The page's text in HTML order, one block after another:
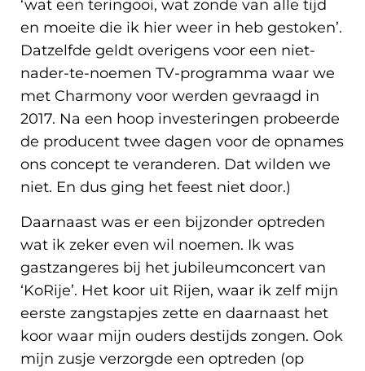
‘wat een teringooi, wat zonde van alle tijd
en moeite die ik hier weer in heb gestoken’.
Datzelfde geldt overigens voor een niet-
nader-te-noemen TV-programma waar we
met Charmony voor werden gevraagd in
2017. Na een hoop investeringen probeerde
de producent twee dagen voor de opnames
ons concept te veranderen. Dat wilden we
niet. En dus ging het feest niet door.)
Daarnaast was er een bijzonder optreden
wat ik zeker even wil noemen. Ik was
gastzangeres bij het jubileumconcert van
‘KoRije’. Het koor uit Rijen, waar ik zelf mijn
eerste zangstapjes zette en daarnaast het
koor waar mijn ouders destijds zongen. Ook
mijn zusje verzorgde een optreden (op